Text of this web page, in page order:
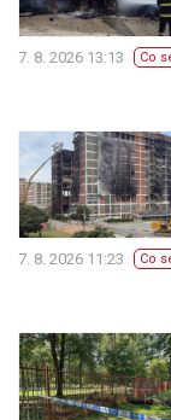
7. 8. 2026 13:13 Co
7. 8. 2026 11:23 Co